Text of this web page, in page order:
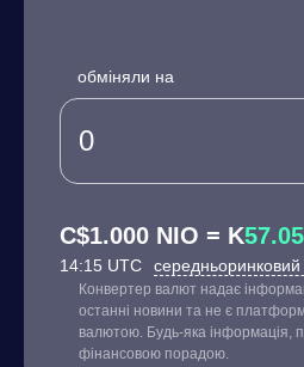
обміняли на
C$1.000 NIO = K
14:15 UTC середньоринковий
Конвертер валют надає
останні новини та не є
валютою. Будь-яка інформація,
фінансовою порадою.